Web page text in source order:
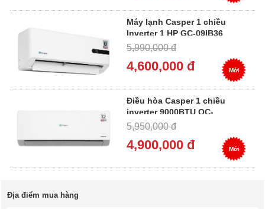
Máy lạnh Casper 1 chiều
Inverter 1 HP GC-09IB36
5,990,000 đ
4,600,000 đ Mới
Điều hòa Casper 1 chiều
inverter 9000BTU QC-
09IU36A
5,950,000 đ
4,900,000 đ Mới
Địa điểm mua hàng